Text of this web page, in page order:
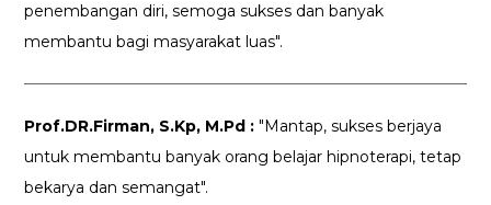
penembangan diri, semoga sukses dan banyak
membantu bagi masyarakat luas".
Prof.DR.Firman, S.Kp, M.Pd : "Mantap, sukses berjaya
untuk membantu banyak orang belajar hipnoterapi, tetap
bekarya dan semangat".